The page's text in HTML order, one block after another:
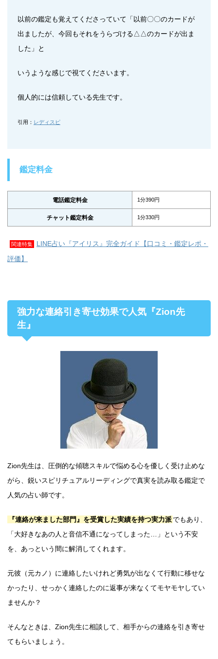
以前の鑑定も覚えてくださっていて「以前〇〇のカードが
出ましたが、今回もそれをうらづける△△のカードが出ま
した」と
いうような感じで視てくださいます。
個人的には信頼している先生です。
引用： レディスピ
鑑定料金
電話鑑定料金 1分390円
チャット鑑定料金 1分330円
関連特集
LINE占い『アイリス』完全ガイド【口コミ・鑑定レポ・
評価】
強力な連絡引き寄せ効果で人気『Zion先
生』
Zion先生は、圧倒的な傾聴スキルで悩める心を優しく受け止めな
がら、鋭いスピリチュアルリーディングで真実を読み取る鑑定で
人気の占い師です。
『連絡が来ました部門』を受賞した実績を持つ実力派でもあり、
「大好きなあの人と音信不通になってしまった…」という不安
を、あっという間に解消してくれます。
元彼（元カノ）に連絡したいけれど勇気が出なくて行動に移せな
かったり、せっかく連絡したのに返事が来なくてモヤモヤしてい
ませんか？
そんなときは、Zion先生に相談して、相手からの連絡を引き寄せ
てもらいましょう。